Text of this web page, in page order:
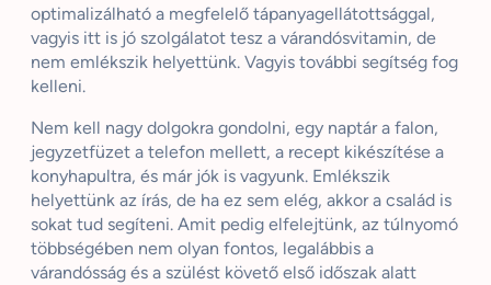
optimalizálható a megfelelő tápanyagellátottsággal,
vagyis itt is jó szolgálatot tesz a várandósvitamin, de
nem emlékszik helyettünk. Vagyis további segítség fog
kelleni.
Nem kell nagy dolgokra gondolni, egy naptár a falon,
jegyzetfüzet a telefon mellett, a recept kikészítése a
konyhapultra, és már jók is vagyunk. Emlékszik
helyettünk az írás, de ha ez sem elég, akkor a család is
sokat tud segíteni. Amit pedig elfelejtünk, az túlnyomó
többségében nem olyan fontos, legalábbis a
várandósság és a szülést követő első időszak alatt